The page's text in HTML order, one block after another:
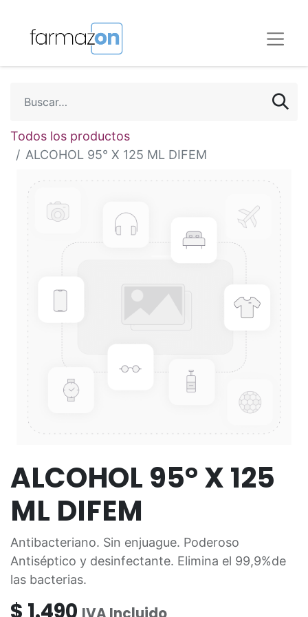
Todos los productos
ALCOHOL 95° X 125 ML DIFEM
ALCOHOL 95° X 125
ML DIFEM
Antibacteriano. Sin enjuague. Poderoso
Antiséptico y desinfectante. Elimina el 99,9%de
las bacterias.
$ 1.490